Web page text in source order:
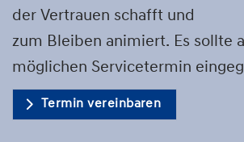
der Vertrauen schafft und
zum Bleiben animiert. Es sollte
möglichen Servicetermin
Termin vereinbaren